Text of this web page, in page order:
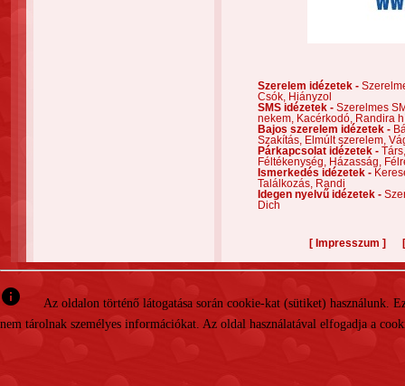
Szerelem idézetek -
Csók,
Hiányzol
SMS idézetek - Szerelmes
nekem,
Kacérkodó,
Randira
Bajos szerelem idézetek -
Szakítás,
Elmúlt szerelem,
Párkapcsolat idézetek -
Féltékenység,
Házasság,
Ismerkedés idézetek -
Találkozás,
Randi
Idegen nyelvű idézetek -
Dich
[ Impresszum ]
info
Az oldalon történő látogatása során cookie-kat (sütiket)
nem tárolnak személyes információkat. Az oldal használatával elfogadja a